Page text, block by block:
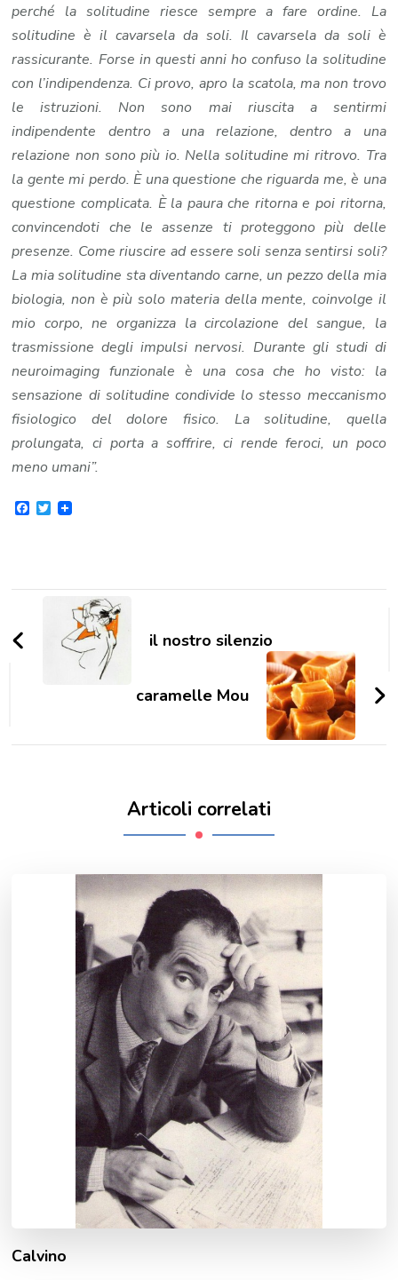
perché la solitudine riesce sempre a fare ordine. La
solitudine è il cavarsela da soli. Il cavarsela da soli è
rassicurante. Forse in questi anni ho confuso la solitudine
con l’indipendenza. Ci provo, apro la scatola, ma non trovo
le istruzioni. Non sono mai riuscita a sentirmi
indipendente dentro a una relazione, dentro a una
relazione non sono più io. Nella solitudine mi ritrovo. Tra
la gente mi perdo. È una questione che riguarda me, è una
questione complicata. È la paura che ritorna e poi ritorna,
convincendoti che le assenze ti proteggono più delle
presenze. Come riuscire ad essere soli senza sentirsi soli?
La mia solitudine sta diventando carne, un pezzo della mia
biologia, non è più solo materia della mente, coinvolge il
mio corpo, ne organizza la circolazione del sangue, la
trasmissione degli impulsi nervosi. Durante gli studi di
neuroimaging funzionale è una cosa che ho visto: la
sensazione di solitudine condivide lo stesso meccanismo
fisiologico del dolore fisico. La solitudine, quella
prolungata, ci porta a soffrire, ci rende feroci, un poco
meno umani”.
Facebook
Twitter
Navigazione
articoli
il nostro silenzio
caramelle Mou
Articoli correlati
Calvino